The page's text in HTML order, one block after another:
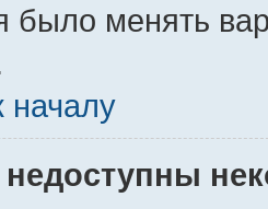
было менять
началу